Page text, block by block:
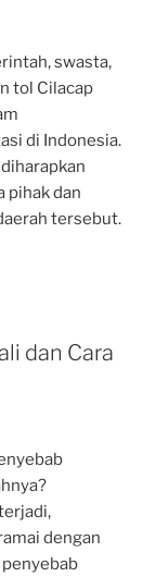
swasta,
tol Cilacap
di Indonesia.
pihak dan
tersebut.
dan Cara
dengan
penyebab